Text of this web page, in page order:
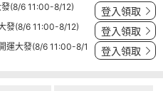
(8/6 11:00-8/12) 登入領取
發(8/6 11:00-8/12) 登入領取
大發(8/6 11:00-8/1
登入領取